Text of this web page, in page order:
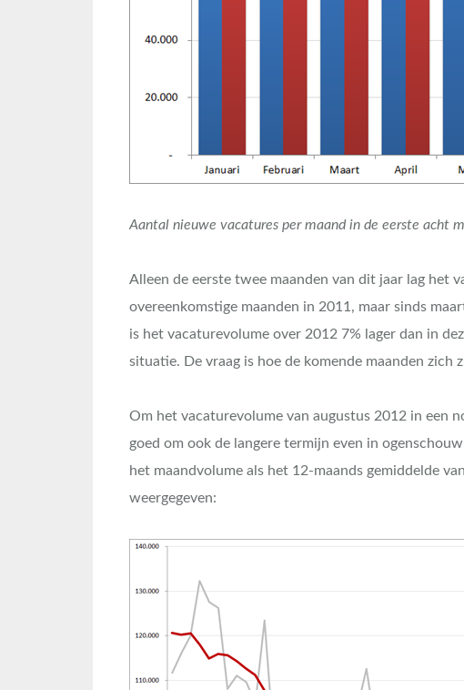
Aantal nieuwe vacatures per maand in de eerste acht
Alleen de eerste twee maanden van dit jaar lag het
overeenkomstige maanden in 2011, maar sinds
is het vacaturevolume over 2012 7% lager dan in
situatie. De vraag is hoe de komende maanden zich
Om het vacaturevolume van augustus 2012 in een
goed om ook de langere termijn even in
het maandvolume als het 12-maands gemiddelde
weergegeven: